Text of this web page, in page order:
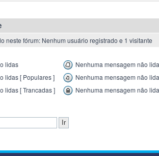
neste fórum: Nenhum usuário registrado e 1 visitante
lidas
Nenhuma mensagem não lida
lidas [ Populares ]
Nenhuma mensagem não
lidas [ Trancadas ]
Nenhuma mensagem não